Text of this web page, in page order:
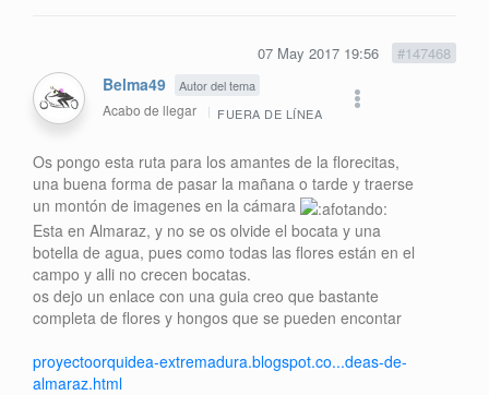
07 May 2017 19:56 #147468
Belma49 Autor del tema
Acabo de llegar FUERA DE LÍNEA
Os pongo esta ruta para los amantes de la florecitas,
una buena forma de pasar la mañana o tarde y traerse
un montón de imagenes en la cámara
Esta en Almaraz, y no se os olvide el bocata y una
botella de agua, pues como todas las flores están en el
campo y alli no crecen bocatas.
os dejo un enlace con una guia creo que bastante
completa de flores y hongos que se pueden encontar
proyectoorquidea-extremadura.blogspot.co...deas-de-
almaraz.html